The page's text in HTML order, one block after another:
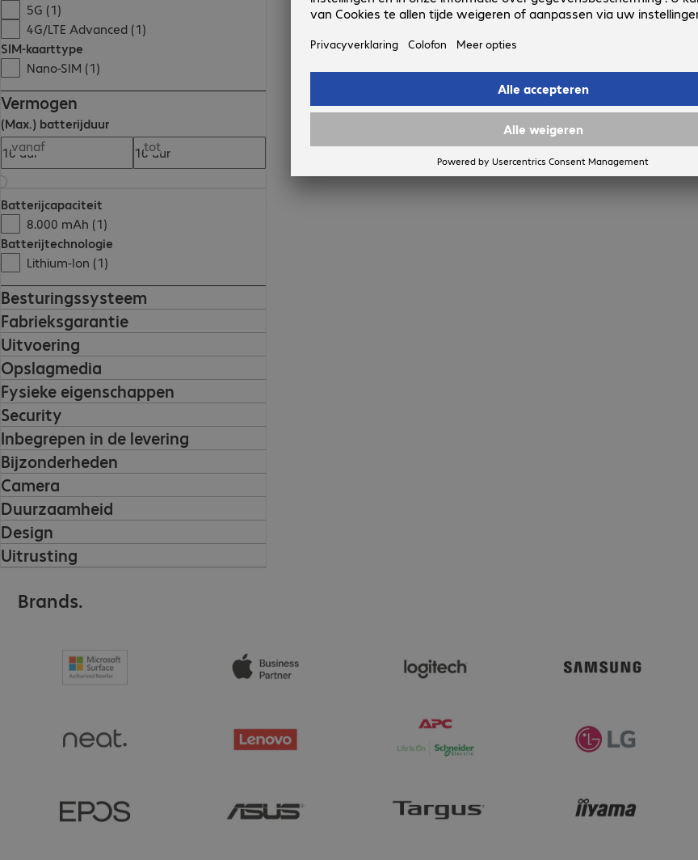
5G (1)
4G/LTE Advanced (1)
SIM-kaarttype
Nano-SIM (1)
Vermogen
(Max.) batterijduur
vanaf
tot
Batterijcapaciteit
8.000 mAh (1)
Batterijtechnologie
Lithium-Ion (1)
Besturingssysteem
Fabrieksgarantie
Uitvoering
Opslagmedia
Fysieke eigenschappen
Security
Inbegrepen in de levering
Bijzonderheden
Camera
Duurzaamheid
Design
Uitrusting
Brands.